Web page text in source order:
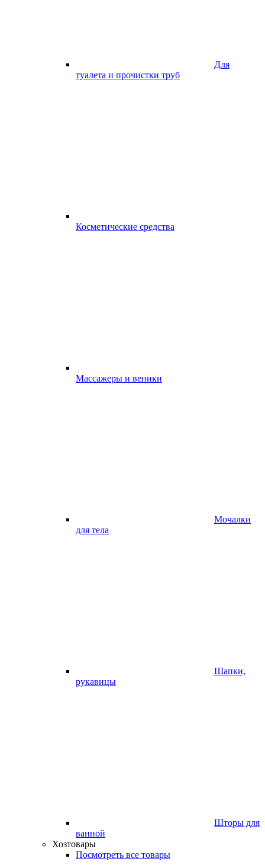
Для
туалета и прочистки труб
Косметические средства
Массажеры и веники
Мочалки
для тела
Шапки,
рукавицы
Шторы для
ванной
Хозтовары
Посмотреть все товары